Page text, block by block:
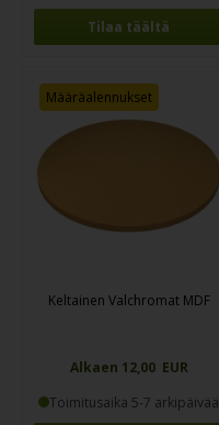
Tilaa täältä
Määräalennukset
Keltainen Valchromat MDF
Alkaen 12,00 EUR
Toimitusaika 5-7 arkipäivää